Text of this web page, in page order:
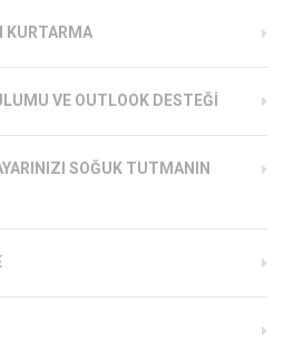
KURTARMA
VE OUTLOOK DESTEĞI
SOĞUK TUTMANIN